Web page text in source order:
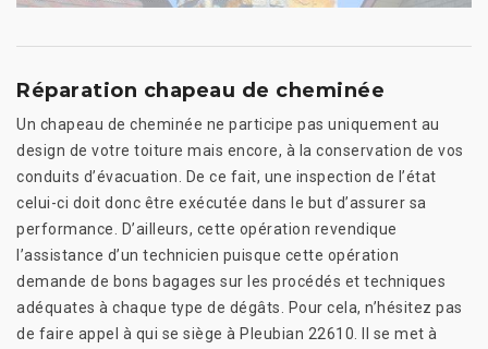
Réparation chapeau de cheminée
Un chapeau de cheminée ne participe pas uniquement au
design de votre toiture mais encore, à la conservation de vos
conduits d’évacuation. De ce fait, une inspection de l’état
celui-ci doit donc être exécutée dans le but d’assurer sa
performance. D’ailleurs, cette opération revendique
l’assistance d’un technicien puisque cette opération
demande de bons bagages sur les procédés et techniques
adéquates à chaque type de dégâts. Pour cela, n’hésitez pas
de faire appel à qui se siège à Pleubian 22610. Il se met à